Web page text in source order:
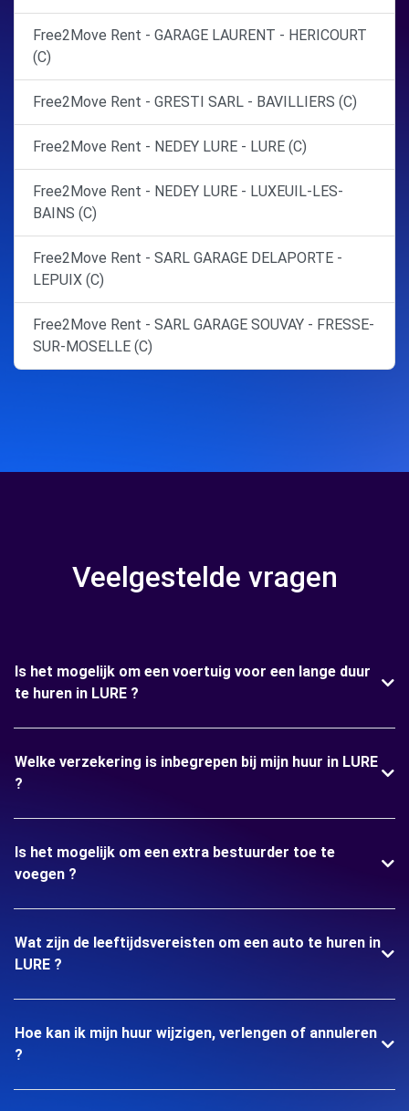
Free2Move Rent - GARAGE LAURENT - HERICOURT
(C)
Free2Move Rent - GRESTI SARL - BAVILLIERS (C)
Free2Move Rent - NEDEY LURE - LURE (C)
Free2Move Rent - NEDEY LURE - LUXEUIL-LES-
BAINS (C)
Free2Move Rent - SARL GARAGE DELAPORTE -
LEPUIX (C)
Free2Move Rent - SARL GARAGE SOUVAY - FRESSE-
SUR-MOSELLE (C)
Veelgestelde vragen
Is het mogelijk om een voertuig voor een lange duur
te huren in LURE ?
Welke verzekering is inbegrepen bij mijn huur in LURE
?
Is het mogelijk om een extra bestuurder toe te
voegen ?
Wat zijn de leeftijdsvereisten om een auto te huren in
LURE ?
Hoe kan ik mijn huur wijzigen, verlengen of annuleren
?